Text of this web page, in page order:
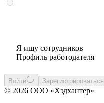
Я ищу сотрудников
Профиль работодателя
Войти Зарегистрироваться
© 2026 ООО «Хэдхантер»